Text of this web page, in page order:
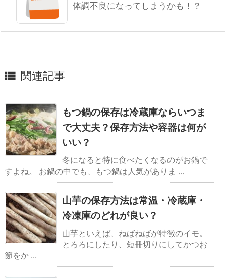
体調不良になってしまうかも！？
 関連記事
もつ鍋の保存は冷蔵庫ならいつま
で大丈夫？保存方法や容器は何が
いい？
冬になると特に食べたくなるのがお鍋で
すよね。 お鍋の中でも、もつ鍋は人気がありま ...
山芋の保存方法は常温・冷蔵庫・
冷凍庫のどれが良い？
山芋といえば、ねばねばが特徴のイモ。
とろろにしたり、短冊切りにしてかつお
節をか ...